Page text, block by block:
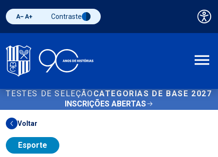
Diminuir fonte
Aumentar fonteAlternar contraste
Contraste
TESTES DE SELEÇÃO CATEGORIAS DE BASE 2027
INSCRIÇÕES ABERTAS
Voltar
Esporte